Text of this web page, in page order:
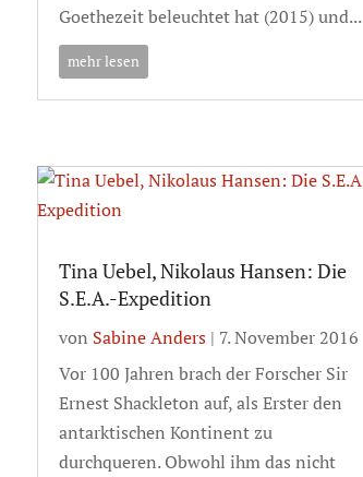
Goethezeit beleuchtet hat (2015) und...
mehr lesen
Tina Uebel, Nikolaus Hansen: Die
S.E.A.-Expedition
von Sabine Anders| 7. November 2016
Vor 100 Jahren brach der Forscher Sir
Ernest Shackleton auf, als Erster den
antarktischen Kontinent zu
durchqueren. Obwohl ihm das nicht